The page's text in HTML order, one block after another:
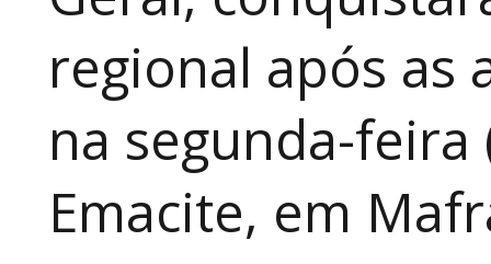
regional após as
na segunda-feira
Emacite, em